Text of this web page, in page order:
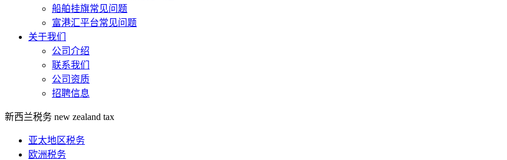
船舶挂旗常见问题
富港汇平台常见问题
关于我们
公司介绍
联系我们
公司资质
招聘信息
新西兰税务 new zealand tax
亚太地区税务
欧洲税务